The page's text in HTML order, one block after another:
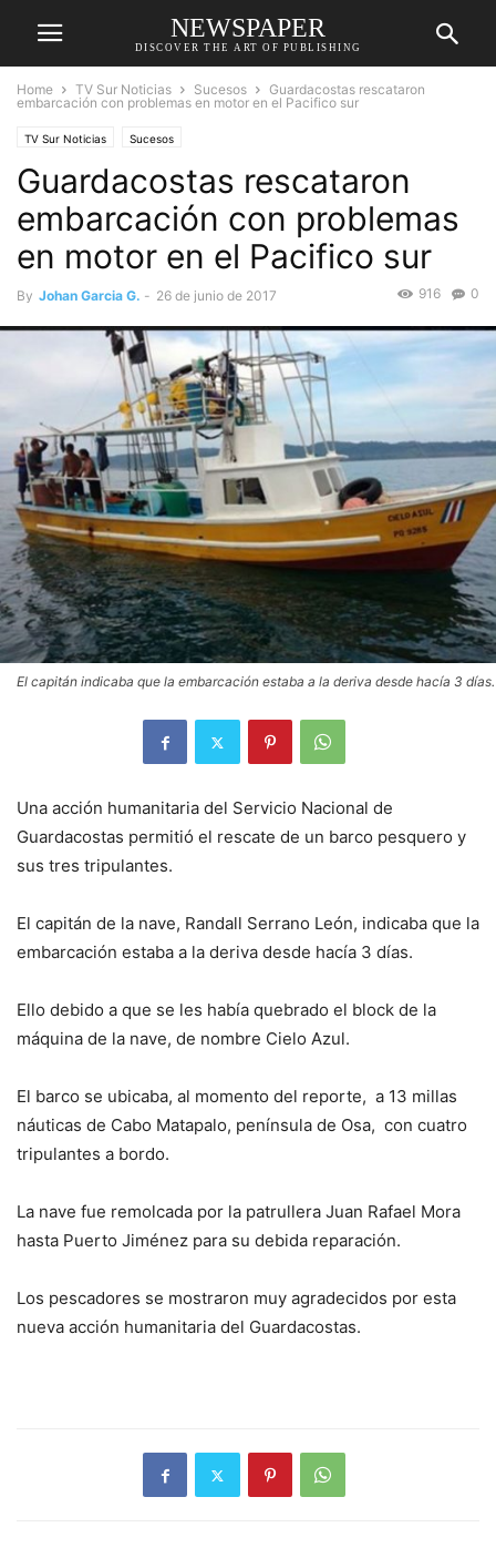
NEWSPAPER
DISCOVER THE ART OF PUBLISHING
Home TV Sur Noticias Sucesos
Guardacostas rescataron
embarcación con problemas en motor en el Pacifico sur
TV Sur Noticias Sucesos
Guardacostas rescataron
embarcación con problemas
en motor en el Pacifico sur
By Johan Garcia G. - 26 de junio de 2017 0
916
El capitán indicaba que la embarcación estaba a la deriva desde hacía 3 días.
Una acción humanitaria del Servicio Nacional de
Guardacostas permitió el rescate de un barco pesquero y
sus tres tripulantes.
El capitán de la nave, Randall Serrano León, indicaba que la
embarcación estaba a la deriva desde hacía 3 días.
Ello debido a que se les había quebrado el block de la
máquina de la nave, de nombre Cielo Azul.
El barco se ubicaba, al momento del reporte, a 13 millas
náuticas de Cabo Matapalo, península de Osa, con cuatro
tripulantes a bordo.
La nave fue remolcada por la patrullera Juan Rafael Mora
hasta Puerto Jiménez para su debida reparación.
Los pescadores se mostraron muy agradecidos por esta
nueva acción humanitaria del Guardacostas.